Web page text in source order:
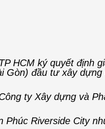
HCM ký quyết định
Gòn) đầu tư xây
ty Xây dựng và
Riverside City